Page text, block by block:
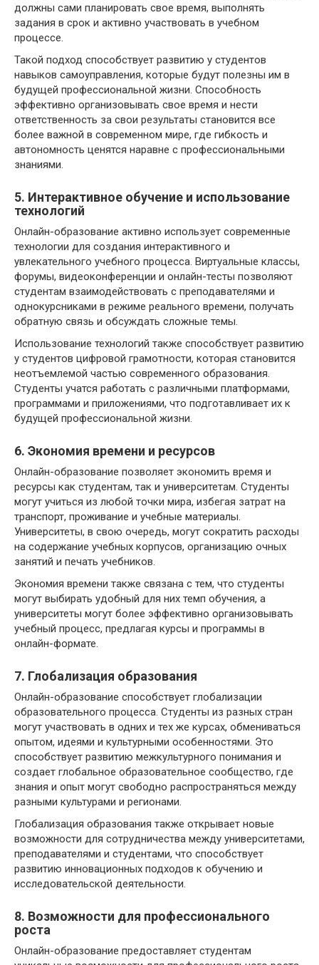
должны сами планировать свое время, выполнять
задания в срок и активно участвовать в учебном
процессе.
Такой подход способствует развитию у студентов
навыков самоуправления, которые будут полезны им в
будущей профессиональной жизни. Способность
эффективно организовывать свое время и нести
ответственность за свои результаты становится все
более важной в современном мире, где гибкость и
автономность ценятся наравне с профессиональными
знаниями.
5. Интерактивное обучение и использование
технологий
Онлайн-образование активно использует современные
технологии для создания интерактивного и
увлекательного учебного процесса. Виртуальные классы,
форумы, видеоконференции и онлайн-тесты позволяют
студентам взаимодействовать с преподавателями и
однокурсниками в режиме реального времени, получать
обратную связь и обсуждать сложные темы.
Использование технологий также способствует развитию
у студентов цифровой грамотности, которая становится
неотъемлемой частью современного образования.
Студенты учатся работать с различными платформами,
программами и приложениями, что подготавливает их к
будущей профессиональной жизни.
6. Экономия времени и ресурсов
Онлайн-образование позволяет экономить время и
ресурсы как студентам, так и университетам. Студенты
могут учиться из любой точки мира, избегая затрат на
транспорт, проживание и учебные материалы.
Университеты, в свою очередь, могут сократить расходы
на содержание учебных корпусов, организацию очных
занятий и печать учебников.
Экономия времени также связана с тем, что студенты
могут выбирать удобный для них темп обучения, а
университеты могут более эффективно организовывать
учебный процесс, предлагая курсы и программы в
онлайн-формате.
7. Глобализация образования
Онлайн-образование способствует глобализации
образовательного процесса. Студенты из разных стран
могут участвовать в одних и тех же курсах, обмениваться
опытом, идеями и культурными особенностями. Это
способствует развитию межкультурного понимания и
создает глобальное образовательное сообщество, где
знания и опыт могут свободно распространяться между
разными культурами и регионами.
Глобализация образования также открывает новые
возможности для сотрудничества между университетами,
преподавателями и студентами, что способствует
развитию инновационных подходов к обучению и
исследовательской деятельности.
8. Возможности для профессионального
роста
Онлайн-образование предоставляет студентам